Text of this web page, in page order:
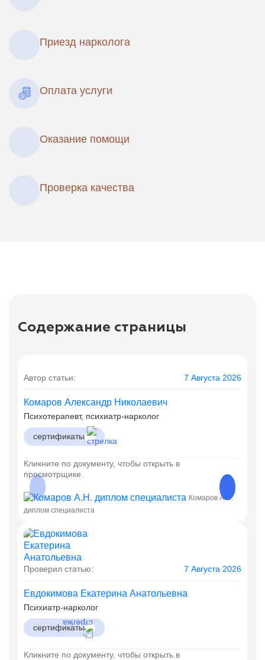
Приезд нарколога
Оплата услуги
Оказание помощи
Проверка качества
Содержание страницы
Автор статьи: 7 Августа 2026
Комаров Александр Николаевич
Психотерапевт, психиатр-нарколог
сертификаты
Кликните по документу, чтобы открыть в
просмотрщике.
Комаров А.Н.
диплом специалиста
Проверил статью: 7 Августа 2026
Евдокимова Екатерина Анатольевна
Психиатр-нарколог
сертификаты
Кликните по документу, чтобы открыть в